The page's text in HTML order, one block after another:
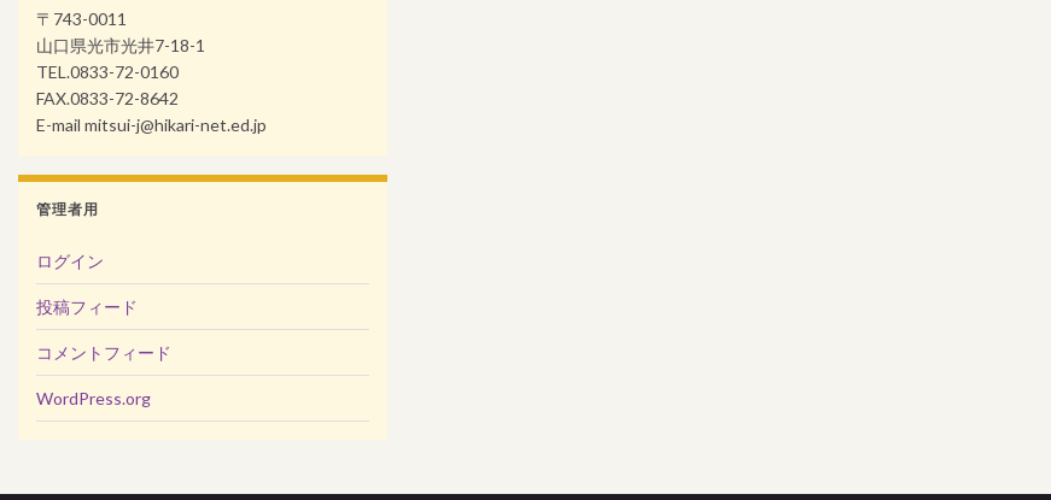
〒743-0011
山口県光市光井7-18-1
TEL.0833-72-0160
FAX.0833-72-8642
E-mail mitsui-j@hikari-net.ed.jp
管理者用
ログイン
投稿フィード
コメントフィード
WordPress.org